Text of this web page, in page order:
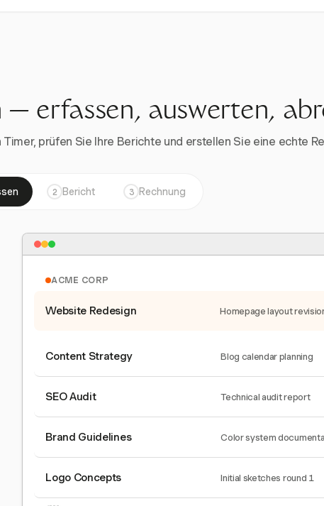
— erfassen, auswerten,
prüfen Sie Ihre Berichte und erstellen Sie eine echte
2 Bericht 3 Rechnung
ACME CORP
Website Redesign Homepage layout
Content Strategy Blog calendar planning
SEO Audit Technical audit report
Brand Guidelines Color system
Logo Concepts Initial sketches round 1